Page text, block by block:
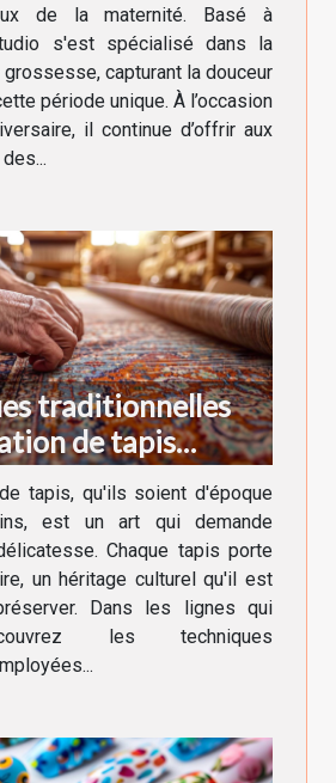
de la maternité. Basé à
s'est spécialisé dans la
capturant la douceur
période unique. À l’occasion
il continue d’offrir aux
traditionnelles
de tapis
modernes
tapis, qu'ils soient d'époque
est un art qui demande
Chaque tapis porte
un héritage culturel qu'il est
Dans les lignes qui
les techniques